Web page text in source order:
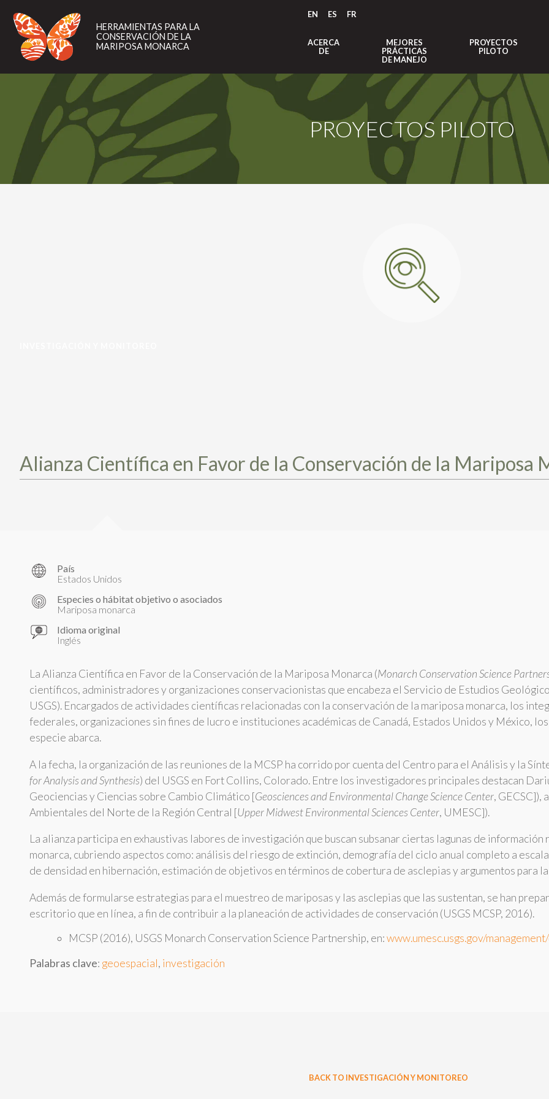
PARA
LA
CONSERVACIÓN
MONARCA
HERRAMIENTAS PARA LA
CONSERVACIÓN DE LA
MARIPOSA MONARCA
EN ES FR
ACERCA
DE
MEJORES
PRÁCTICAS
DE MANEJO
PROYECTOS
PILOTO
PROYECTOS PILOTO
Alianza Científica en Favor de la Conservación de la Mariposa
País
Estados Unidos
Especies o hábitat objetivo o asociados
Mariposa monarca
Idioma original
Inglés
La Alianza Científica en Favor de la Conservación de la Mariposa Monarca (Monarch Conservation Science
científicos, administradores y organizaciones conservacionistas que encabeza el Servicio de Estudios
USGS). Encargados de actividades científicas relacionadas con la conservación de la mariposa monarca, los
federales, organizaciones sin fines de lucro e instituciones académicas de Canadá, Estados Unidos y México,
especie abarca.
A la fecha, la organización de las reuniones de la MCSP ha corrido por cuenta del Centro para el Análisis y la
for Analysis and Synthesis) del USGS en Fort Collins, Colorado. Entre los investigadores principales destacan
Geociencias y Ciencias sobre Cambio Climático [Geosciences and Environmental Change Science Center, GECSC]),
Ambientales del Norte de la Región Central [Upper Midwest Environmental Sciences Center, UMESC]).
La alianza participa en exhaustivas labores de investigación que buscan subsanar ciertas lagunas de
monarca, cubriendo aspectos como: análisis del riesgo de extinción, demografía del ciclo anual completo a
de densidad en hibernación, estimación de objetivos en términos de cobertura de asclepias y argumentos para
Además de formularse estrategias para el muestreo de mariposas y las asclepias que las sustentan, se han
escritorio que en línea, a fin de contribuir a la planeación de actividades de conservación (USGS MCSP, 2016).
MCSP (2016), USGS Monarch Conservation Science Partnership, en:www.umesc.usgs.gov/
Palabras clave: geoespacial, investigación
BACK TO INVESTIGACIÓN Y MONITOREO